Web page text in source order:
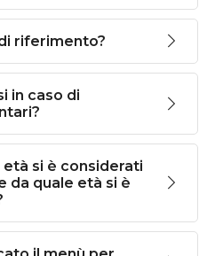
riferimento?
in caso di
si è considerati
da quale età si è